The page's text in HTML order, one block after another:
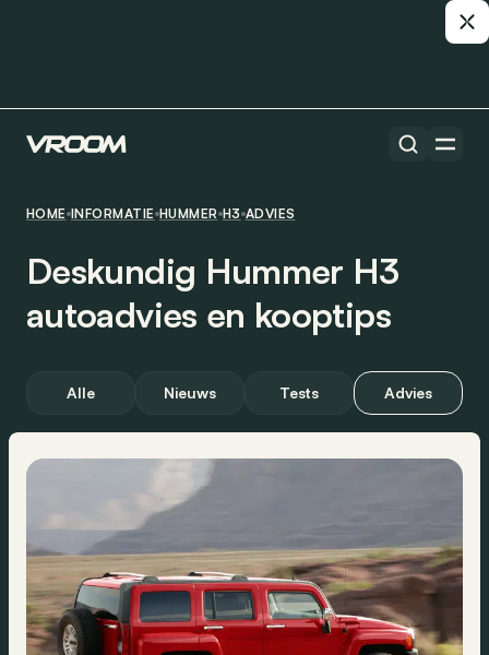
HOME INFORMATIE HUMMER H3 ADVIES
Deskundig Hummer H3
autoadvies en kooptips
Alle Nieuws Tests Advies